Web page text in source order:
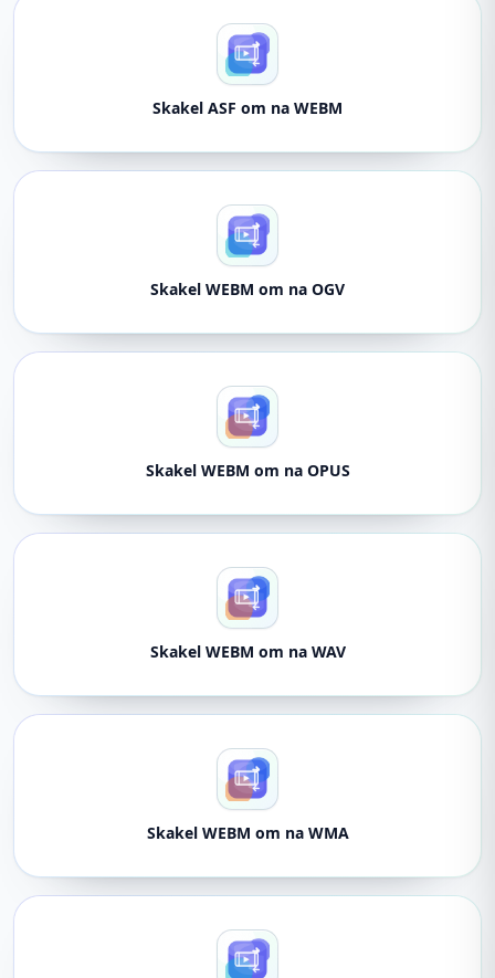
Skakel ASF om na WEBM
Skakel WEBM om na OGV
Skakel WEBM om na OPUS
Skakel WEBM om na WAV
Skakel WEBM om na WMA